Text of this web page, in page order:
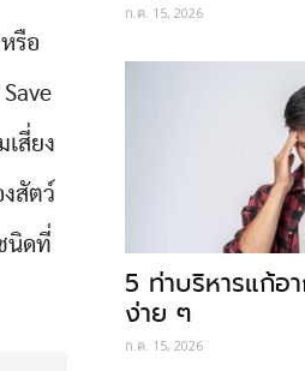
รือ
เสี่ยง
สัตว์
นิดที่
ก.ค. 15, 2026
5 ท่าบริหารแก้อ
ง่าย ๆ
ก.ค. 15, 2026